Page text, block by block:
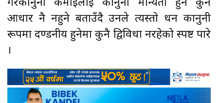
गैरकानुनी कमाईलाई कानुनी मान्यता हुने कुनै
आधार नै नहुने बताउँदै उनले त्यस्तो धन कानुनी
रूपमा दण्डनीय हुनेमा कुनै द्विविधा नरहेको स्पष्ट पारे
।